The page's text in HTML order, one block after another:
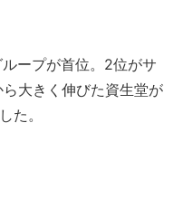
ープが首位。2位がサ
大きく伸びた資生堂が
た。